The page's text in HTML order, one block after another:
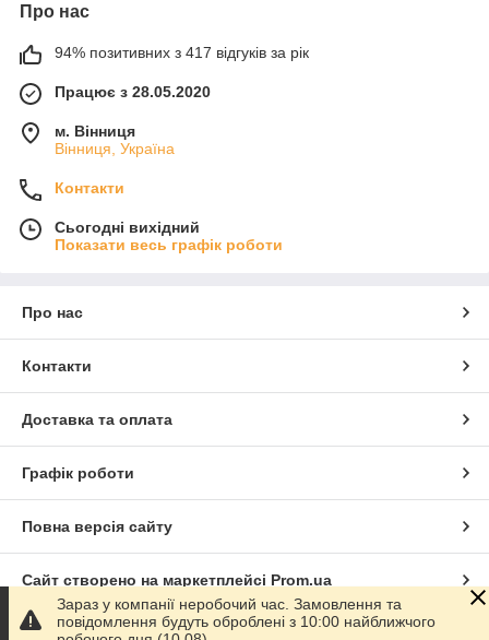
Про нас
94% позитивних з 417 відгуків за рік
Працює з 28.05.2020
м. Вінниця
Вінниця, Україна
Контакти
Сьогодні вихідний
Показати весь графік роботи
Про нас
Контакти
Доставка та оплата
Графік роботи
Повна версія сайту
Сайт створено на маркетплейсі Prom.ua
Політика конфіденційності
Зараз у компанії неробочий час. Замовлення та
повідомлення будуть оброблені з 10:00 найближчого